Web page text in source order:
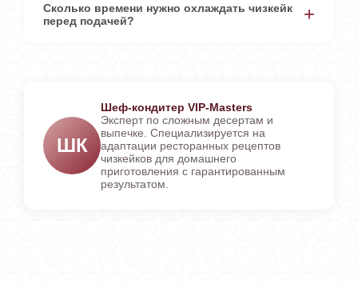
Сколько времени нужно охлаждать чизкейк
перед подачей?
ШК
Шеф-кондитер VIP-Masters
Эксперт по сложным десертам и
выпечке. Специализируется на
адаптации ресторанных рецептов
чизкейков для домашнего
приготовления с гарантированным
результатом.